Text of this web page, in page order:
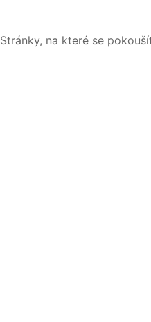
Stránky, na které se